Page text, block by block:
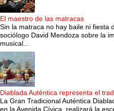
El maestro de las matracas
Sin la matraca no hay baile ni fiesta
sociólogo David Mendoza sobre la
musical...
Diablada Auténtica representa el
La Gran Tradicional Auténtica
en la Avenida Cívica, realizará la